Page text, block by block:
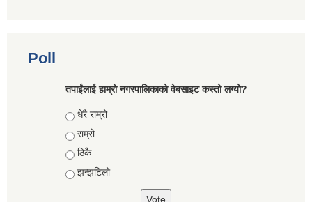
Poll
तपाईंलाई हाम्रो नगरपालिकाको वेबसाइट कस्तो लग्यो?
Choices
धेरै राम्रो
राम्रो
ठिकै
झन्झटिलो